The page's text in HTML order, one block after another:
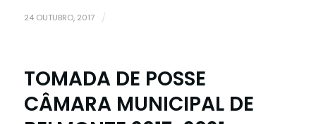
24 OUTUBRO, 2017 /
TOMADA DE POSSE
CÂMARA MUNICIPAL DE